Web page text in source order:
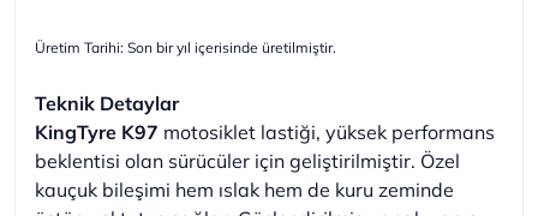
Üretim Tarihi: Son bir yıl içerisinde üretilmiştir.
Teknik Detaylar
KingTyre K97 motosiklet lastiği, yüksek performans
beklentisi olan sürücüler için geliştirilmiştir. Özel
kauçuk bileşimi hem ıslak hem de kuru zeminde